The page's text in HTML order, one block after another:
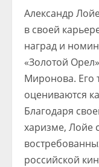
Александр
в своей
наград и
«Золотой
Миронова. Его
оцениваются
Благодаря
харизме, Лойе
российской